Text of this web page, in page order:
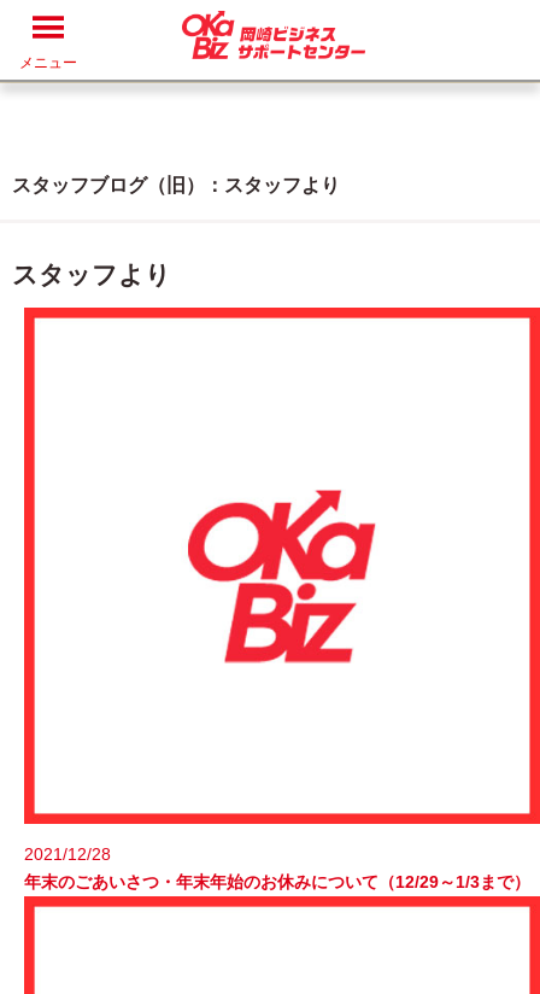
メニュー
スタッフブログ（旧）：スタッフより
スタッフより
2021/12/28
年末のごあいさつ・年末年始のお休みについて（12/29～1/3まで）